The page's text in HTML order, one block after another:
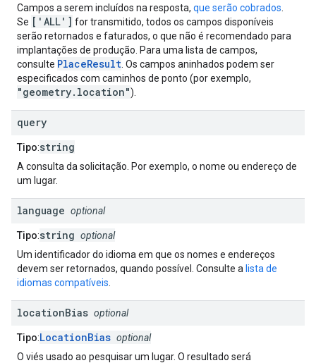
Campos a serem incluídos na resposta, que serão cobrados
Se ['ALL'] for transmitido, todos os campos disponíveis
serão retornados e faturados, o que não é recomendado para
implantações de produção. Para uma lista de campos,
consulte PlaceResult . Os campos aninhados podem ser
especificados com caminhos de ponto (por exemplo,
"geometry.location").
query
Tipo:string
A consulta da solicitação. Por exemplo, o nome ou endereço de
um lugar.
language optional
Tipo:string optional
Um identificador do idioma em que os nomes e endereços
devem ser retornados, quando possível. Consulte a lista de
idiomas compatíveis
locationBias optional
Tipo:LocationBias optional
O viés usado ao pesquisar um lugar. O resultado será